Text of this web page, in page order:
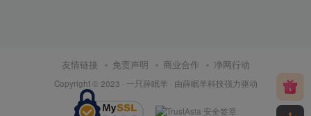
友情链接 免责声明 商业合作 净网行动
Copyright © 2023 · 一只薛眠羊 · 由薛眠羊科技强力驱动